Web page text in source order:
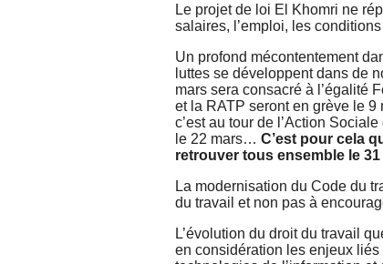
Le projet de loi El Khomri ne
salaires, l’emploi, les
Un profond mécontentement
luttes se développent dans de
mars sera consacré à l’égalité
et la RATP seront en grève le 9
c’est au tour de l’Action
le 22 mars… C’est pour cela
retrouver tous ensemble le
La modernisation du Code du
du travail et non pas à
L’évolution du droit du travail
en considération les enjeux